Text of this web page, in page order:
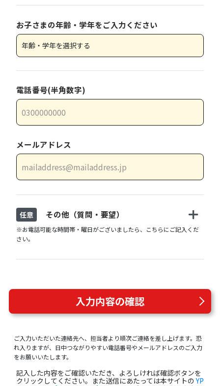
お子さまの年齢・学年をご入力ください
電話番号(半角数字)
メールアドレス
任意 その他（質問・要望）
※お電話可能な時間帯・曜日がございましたら、こちらにご記入くだ
さい。
入力内容の確認
ご入力いただいた連絡先へ、担当者より順次ご連絡を差し上げます。恐
れ入りますが、日中つながりやすい電話番号やメールアドレスのご入力
をお願いいたします。
記入した内容をご確認いただき、よろしければ確認ボタンを
クリックしてください。また送信にあたっては本サイトのYP